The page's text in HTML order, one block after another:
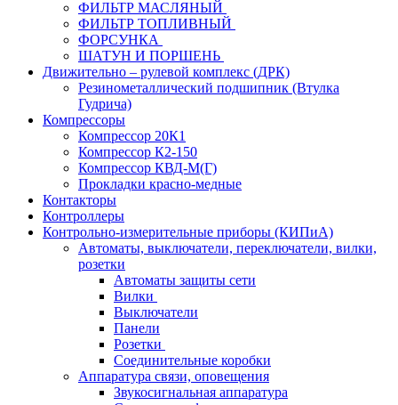
ФИЛЬТР МАСЛЯНЫЙ
ФИЛЬТР ТОПЛИВНЫЙ
ФОРСУНКА
ШАТУН И ПОРШЕНЬ
Движительно – рулевой комплекс (ДРК)
Резинометаллический подшипник (Втулка
Гудрича)
Компрессоры
Компрессор 20К1
Компрессор К2-150
Компрессор КВД-М(Г)
Прокладки красно-медные
Контакторы
Контроллеры
Контрольно-измерительные приборы (КИПиА)
Автоматы, выключатели, переключатели, вилки,
розетки
Автоматы защиты сети
Вилки
Выключатели
Панели
Розетки
Соединительные коробки
Аппаратура связи, оповещения
Звукосигнальная аппаратура